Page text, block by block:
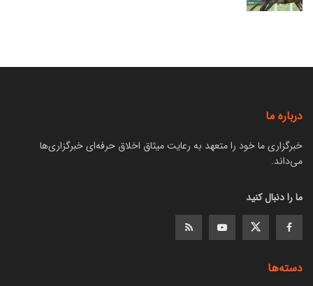
درباره ما
خبرگزاری ما خود را متعهد به رعایت میثاق اخلاق حرفه‌ای خبرگزاری‌ها
می‌داند.
ما را دنبال کنید
دسته‌ها